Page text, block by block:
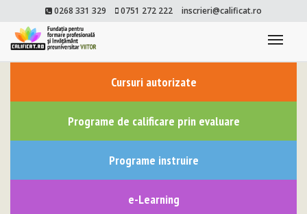
0268 331 329 0751 272 222 inscrieri@calificat.ro
Cursuri autorizate
Programe de calificare prin evaluare
Programe instruire
e-Learning